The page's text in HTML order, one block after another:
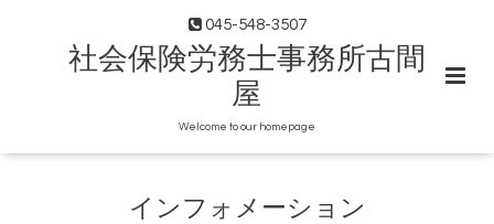
045-548-3507
社会保険労務士事務所古間
屋
Welcome to our homepage
インフォメーション